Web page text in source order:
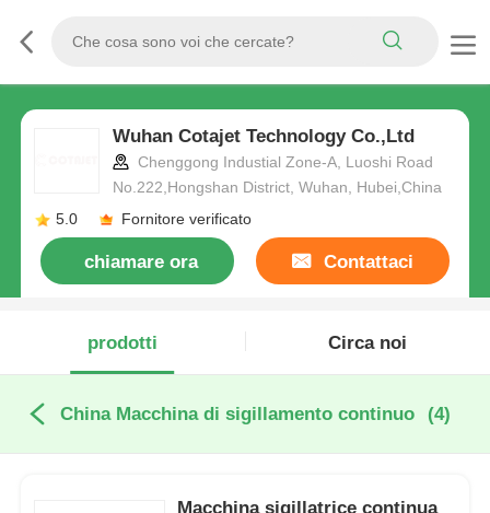
Wuhan Cotajet Technology Co.,Ltd
Chenggong Industial Zone-A, Luoshi Road
No.222,Hongshan District, Wuhan, Hubei,China
5.0
Fornitore verificato
chiamare ora Contattaci
prodotti Circa noi
China Macchina di sigillamento continuo (4)
Macchina sigillatrice continua